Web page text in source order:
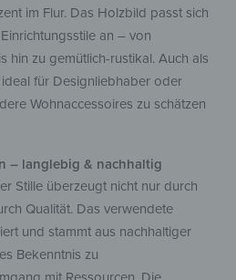
im Flur. Das Holzbild passt sich
an – von
hin zu gemütlich-rustikal. Auch als
für Designliebhaber oder
Wohnaccessoires zu schätzen
– langlebig & nachhaltig
Stille überzeugt nicht nur durch
Qualität. Das verwendete
und stammt aus nachhaltiger
Bekenntnis zu